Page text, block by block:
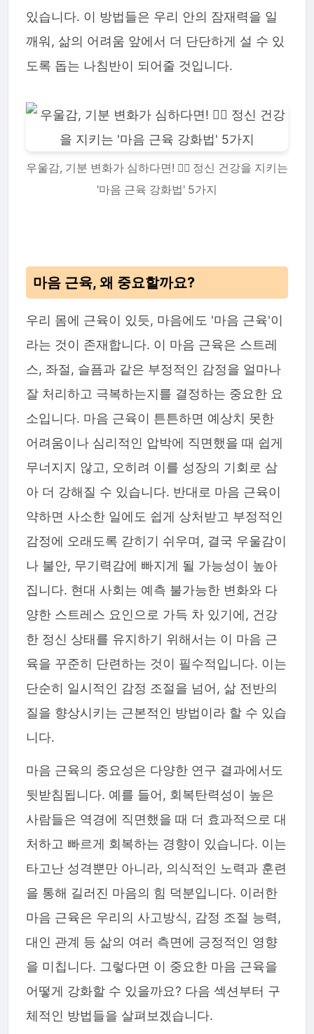
있습니다. 이 방법들은 우리 안의 잠재력을 일
깨워, 삶의 어려움 앞에서 더 단단하게 설 수 있
도록 돕는 나침반이 되어줄 것입니다.
우울감, 기분 변화가 심하다면! 🧘‍♀️ 정신 건강을 지키는
'마음 근육 강화법' 5가지
마음 근육, 왜 중요할까요?
우리 몸에 근육이 있듯, 마음에도 '마음 근육'이
라는 것이 존재합니다. 이 마음 근육은 스트레
스, 좌절, 슬픔과 같은 부정적인 감정을 얼마나
잘 처리하고 극복하는지를 결정하는 중요한 요
소입니다. 마음 근육이 튼튼하면 예상치 못한
어려움이나 심리적인 압박에 직면했을 때 쉽게
무너지지 않고, 오히려 이를 성장의 기회로 삼
아 더 강해질 수 있습니다. 반대로 마음 근육이
약하면 사소한 일에도 쉽게 상처받고 부정적인
감정에 오래도록 갇히기 쉬우며, 결국 우울감이
나 불안, 무기력감에 빠지게 될 가능성이 높아
집니다. 현대 사회는 예측 불가능한 변화와 다
양한 스트레스 요인으로 가득 차 있기에, 건강
한 정신 상태를 유지하기 위해서는 이 마음 근
육을 꾸준히 단련하는 것이 필수적입니다. 이는
단순히 일시적인 감정 조절을 넘어, 삶 전반의
질을 향상시키는 근본적인 방법이라 할 수 있습
니다.
마음 근육의 중요성은 다양한 연구 결과에서도
뒷받침됩니다. 예를 들어, 회복탄력성이 높은
사람들은 역경에 직면했을 때 더 효과적으로 대
처하고 빠르게 회복하는 경향이 있습니다. 이는
타고난 성격뿐만 아니라, 의식적인 노력과 훈련
을 통해 길러진 마음의 힘 덕분입니다. 이러한
마음 근육은 우리의 사고방식, 감정 조절 능력,
대인 관계 등 삶의 여러 측면에 긍정적인 영향
을 미칩니다. 그렇다면 이 중요한 마음 근육을
어떻게 강화할 수 있을까요? 다음 섹션부터 구
체적인 방법들을 살펴보겠습니다.